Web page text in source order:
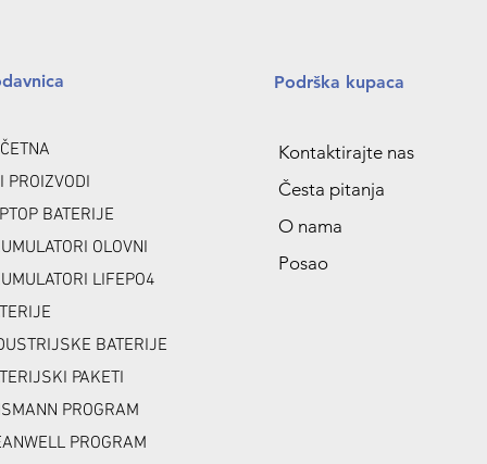
PROIZVODI
BATERIJE
OLOVNI
LIFEPO4
BATERIJE
PAKETI
PROGRAM
PROGRAM
Podrška kupaca
Kontaktirajte nas
Česta pitanja
O nama
Posao